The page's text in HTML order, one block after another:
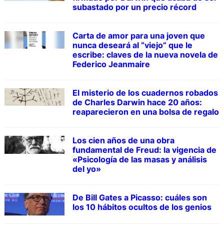
subastado por un precio récord
Carta de amor para una joven que
nunca deseará al “viejo” que le
escribe: claves de la nueva novela de
Federico Jeanmaire
El misterio de los cuadernos robados
de Charles Darwin hace 20 años:
reaparecieron en una bolsa de regalo
Los cien años de una obra
fundamental de Freud: la vigencia de
«Psicología de las masas y análisis
del yo»
De Bill Gates a Picasso: cuáles son
los 10 hábitos ocultos de los genios